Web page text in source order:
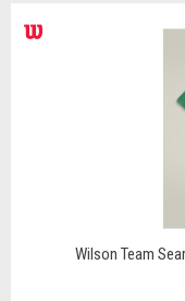
Wilson Team